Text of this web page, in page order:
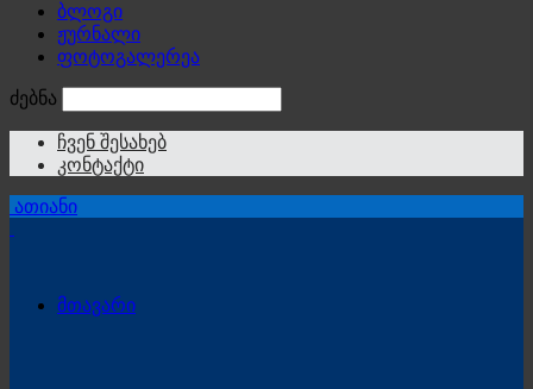
ბლოგი
ჟურნალი
ფოტოგალერეა
ძებნა
ჩვენ შესახებ
კონტაქტი
ათიანი
მთავარი